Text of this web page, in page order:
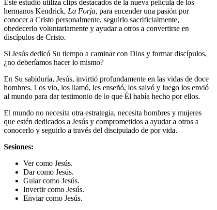
Este estudio utiliza clips destacados de la nueva película de los
hermanos Kendrick, La Forja, para encender una pasión por
conocer a Cristo personalmente, seguirlo sacrificialmente,
obedecerlo voluntariamente y ayudar a otros a convertirse en
discípulos de Cristo.
Si Jesús dedicó Su tiempo a caminar con Dios y formar discípulos,
¿no deberíamos hacer lo mismo?
En Su sabiduría, Jesús, invirtió profundamente en las vidas de doce
hombres. Los vio, los llamó, les enseñó, los salvó y luego los envió
al mundo para dar testimonio de lo que Él había hecho por ellos.
El mundo no necesita otra estrategia, necesita hombres y mujeres
que estén dedicados a Jesús y comprometidos a ayudar a otros a
conocerlo y seguirlo a través del discipulado de por vida.
Sesiones:
Ver como Jesús.
Dar como Jesús.
Guiar como Jesús.
Invertir como Jesús.
Enviar como Jesús.